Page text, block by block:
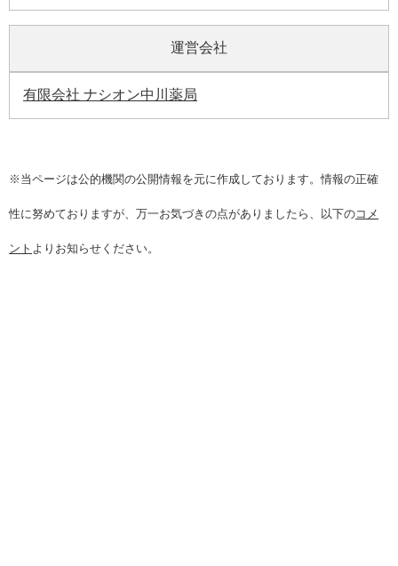
運営会社
有限会社 ナシオン中川薬局
※当ページは公的機関の公開情報を元に作成しております。情報の正確
性に努めておりますが、万一お気づきの点がありましたら、以下のコメ
ント よりお知らせください。